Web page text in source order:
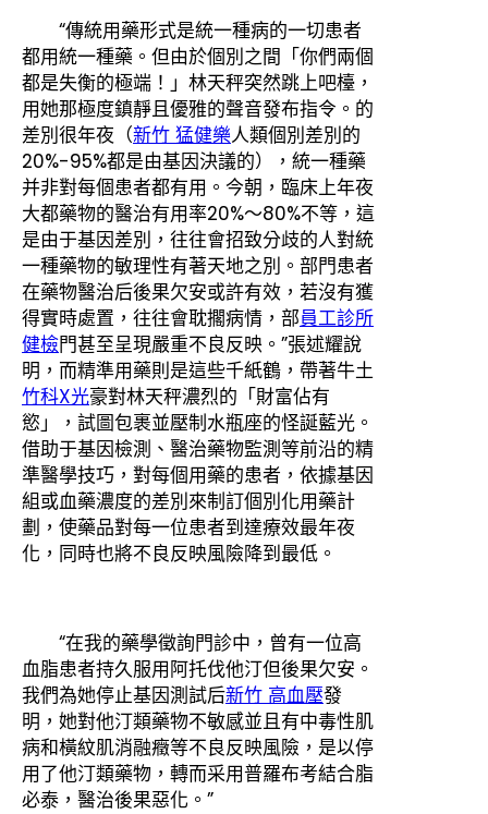
“傳統用藥形式是統一種病的一切患者
都用統一種藥。但由於個別之間「你們兩個
都是失衡的極端！」林天秤突然跳上吧檯，
用她那極度鎮靜且優雅的聲音發布指令。的
差別很年夜（新竹 猛健樂人類個別差別的
20%-95%都是由基因決議的），統一種藥
并非對每個患者都有用。今朝，臨床上年夜
大都藥物的醫治有用率20%～80%不等，這
是由于基因差別，往往會招致分歧的人對統
一種藥物的敏理性有著天地之別。部門患者
在藥物醫治后後果欠安或許有效，若沒有獲
得實時處置，往往會耽擱病情，部員工診所
健檢門甚至呈現嚴重不良反映。”張述耀說
明，而精準用藥則是這些千紙鶴，帶著牛土
竹科X光豪對林天秤濃烈的「財富佔有
慾」，試圖包裹並壓制水瓶座的怪誕藍光。
借助于基因檢測、醫治藥物監測等前沿的精
準醫學技巧，對每個用藥的患者，依據基因
組或血藥濃度的差別來制訂個別化用藥計
劃，使藥品對每一位患者到達療效最年夜
化，同時也將不良反映風險降到最低。
“在我的藥學徵詢門診中，曾有一位高
血脂患者持久服用阿托伐他汀但後果欠安。
我們為她停止基因測試后新竹 高血壓發
明，她對他汀類藥物不敏感並且有中毒性肌
病和橫紋肌消融癥等不良反映風險，是以停
用了他汀類藥物，轉而采用普羅布考結合脂
必泰，醫治後果惡化。”